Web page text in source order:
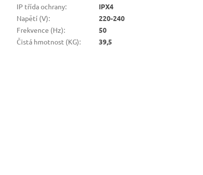
IP třída ochrany:
IPX4
Napětí (V):
220-240
Frekvence (Hz):
50
Čistá hmotnost (KG): 39,5